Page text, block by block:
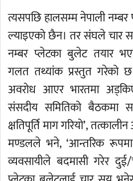
त्यसपछि हालसम्म नेपाली
ल्याइएको छैन। तर संघले चार
नम्बर प्लेटका बुलेट तयार
गलत तथ्यांक प्रस्तुत गरेको छ।
अवरोध आएर भारतमा
संसदीय समितिको बैठकमा
क्षतिपूर्ति माग गरियो’,
मण्डलले भने, ‘आन्तरिक रूपमा
व्यवसायीले बदमासी गरेर दुई/